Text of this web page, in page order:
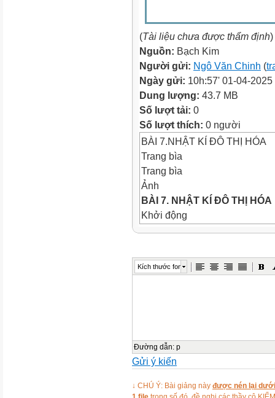
(Tài liệu chưa được thẩm định)
Nguồn: Bạch Kim
Người gửi: Ngô Văn Chinh (
Ngày gửi: 10h:57' 01-04-2025
Dung lượng: 43.7 MB
Số lượt tải: 0
Số lượt thích: 0 người
BÀI 7.NHẬT KÍ ĐÔ THỊ HÓA
Trang bìa
Trang bìa
Ảnh
BÀI 7. NHẬT KÍ ĐÔ THỊ HÓA
Khởi động
Em hiểu đô thị hoá là gì?
đô thị hoá ở địa phương
I. TÌM HIỂU CHUNG
Tìm hiểu chung
Ảnh
Kích thước font
Đường dẫn: p
Gửi ý kiến
↓ CHÚ Ý: Bài giảng này được nén lại